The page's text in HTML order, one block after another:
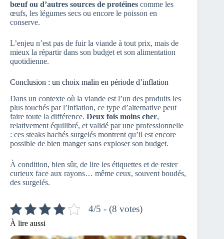
bœuf ou d’autres sources de protéines comme les
œufs, les légumes secs ou encore le poisson en
conserve.
L’enjeu n’est pas de fuir la viande à tout prix, mais de
mieux la répartir dans son budget et son alimentation
quotidienne.
Conclusion : un choix malin en période d’inflation
Dans un contexte où la viande est l’un des produits les
plus touchés par l’inflation, ce type d’alternative peut
faire toute la différence. Deux fois moins cher,
relativement équilibré, et validé par une professionnelle
: ces steaks hachés surgelés montrent qu’il est encore
possible de bien manger sans exploser son budget.
À condition, bien sûr, de lire les étiquettes et de rester
curieux face aux rayons… même ceux, souvent boudés,
des surgelés.
4/5 - (8 votes)
À lire aussi